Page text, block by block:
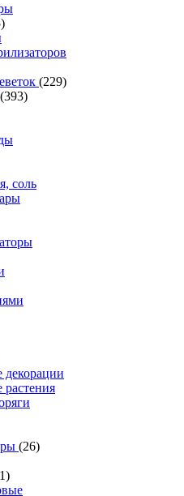
(229)
(393)
соль
декорации
растения
(26)